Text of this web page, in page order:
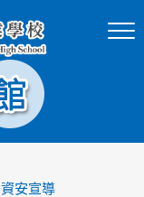
資安宣導